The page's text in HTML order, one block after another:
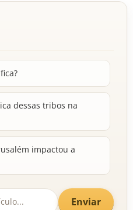
dessas tribos na
impactou a
Enviar